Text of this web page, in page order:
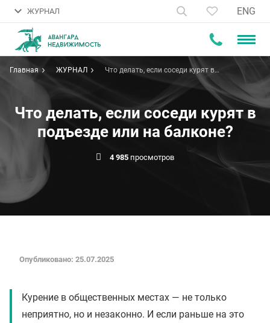
ЖУРНАЛ ENG
Главная ЖУРНАЛ
Что делать, если соседи курят в
Что делать, если соседи курят в
подъезде или на балконе?
4 985 просмотров
Опубликовано: 25.07.2025
Курение в общественных местах — не только
неприятно, но и незаконно. И если раньше на это